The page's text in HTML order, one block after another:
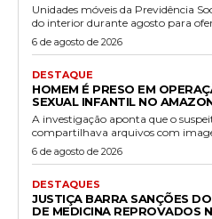
Unidades móveis da Previdência
do interior durante agosto para
6 de agosto de 2026
DESTAQUE
HOMEM É PRESO EM
SEXUAL INFANTIL NO
A investigação aponta que o
compartilhava arquivos com
6 de agosto de 2026
DESTAQUES
JUSTIÇA BARRA SANÇÕES
DE MEDICINA REPROVADOS